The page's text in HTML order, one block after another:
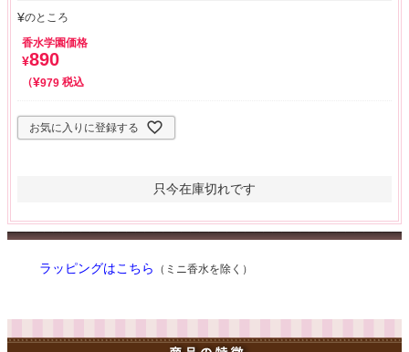
¥のところ
香水学園価格
¥890
¥979 税込
お気に入りに登録する
只今在庫切れです
ラッピングはこちら （ミニ香水を除く）